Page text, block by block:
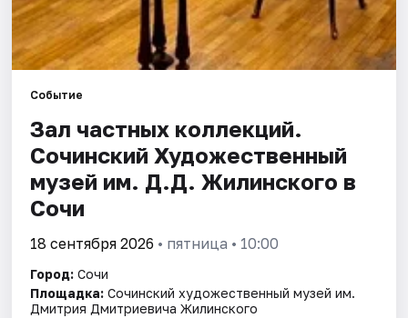
Событие
Зал частных коллекций.
Сочинский Художественный
музей им. Д.Д. Жилинского в
Сочи
18 сентября 2026 • пятница • 10:00
Город: Сочи
Площадка: Сочинский художественный музей им.
Дмитрия Дмитриевича Жилинского